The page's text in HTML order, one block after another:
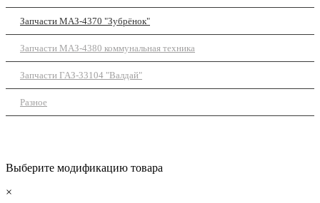
Запчасти МАЗ-4370 "Зубрёнок"
Запчасти МАЗ-4380 коммунальная техника
Запчасти ГАЗ-33104 "Валдай"
Разное
Выберите модификацию товара
×